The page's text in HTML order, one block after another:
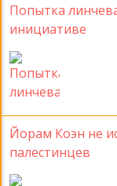
Попытка
инициативе
Йорам Коэн не
палестинцев